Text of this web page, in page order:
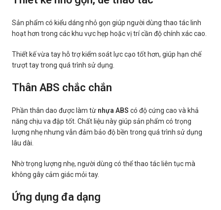
Sản phẩm có kiểu dáng nhỏ gọn giúp người dùng thao tác linh
hoạt hơn trong các khu vực hẹp hoặc vị trí cần độ chính xác cao.
Thiết kế vừa tay hỗ trợ kiểm soát lực cạo tốt hơn, giúp hạn chế
trượt tay trong quá trình sử dụng.
Thân ABS chắc chắn
Phần thân dao được làm từ nhựa ABS có độ cứng cao và khả
năng chịu va đập tốt. Chất liệu này giúp sản phẩm có trọng
lượng nhẹ nhưng vẫn đảm bảo độ bền trong quá trình sử dụng
lâu dài.
Nhờ trọng lượng nhẹ, người dùng có thể thao tác liên tục mà
không gây cảm giác mỏi tay.
Ứng dụng đa dạng